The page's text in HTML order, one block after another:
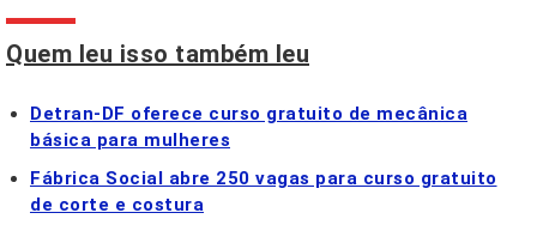
Quem leu isso também leu
Detran-DF oferece curso gratuito de mecânica
básica para mulheres
Fábrica Social abre 250 vagas para curso gratuito
de corte e costura